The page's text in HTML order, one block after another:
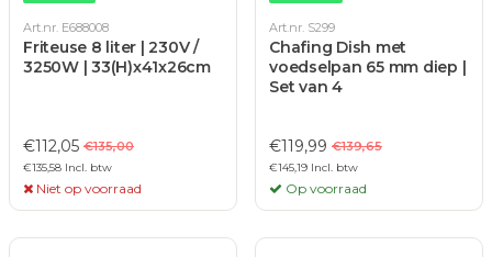
Art.nr. E688008
Friteuse 8 liter | 230V /
3250W | 33(H)x41x26cm
€112,05 €135,00
€135,58 Incl. btw
Niet op voorraad
Art.nr. S299
Chafing Dish met
voedselpan 65 mm diep |
Set van 4
€119,99 €139,65
€145,19 Incl. btw
Op voorraad